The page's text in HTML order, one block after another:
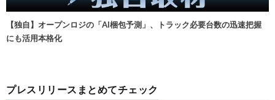
【独自】オープンロジの「AI梱包予測」、トラック必要台数の迅速把握
にも活用本格化
プレスリリースまとめてチェック